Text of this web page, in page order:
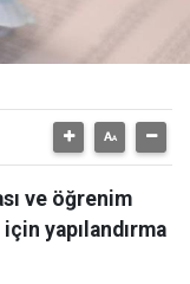
ve öğrenim
yapılandırma